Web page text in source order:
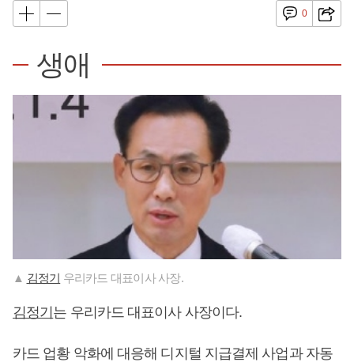
0
생애
▲ 김정기 우리카드 대표이사 사장.
김정기 는 우리카드 대표이사 사장이다.
카드 업황 악화에 대응해 디지털 지급결제 사업과 자동